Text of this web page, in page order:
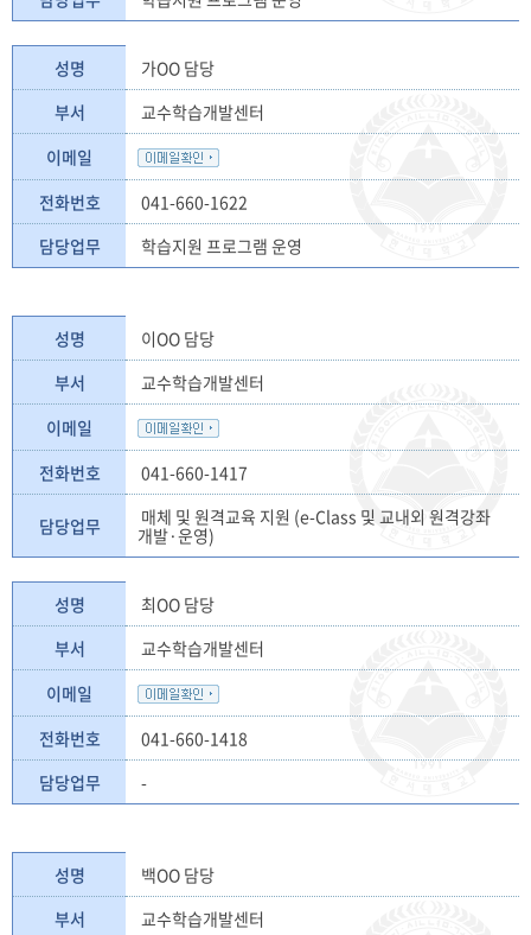
성명
가OO 담당
부서
교수학습개발센터
이메일
전화번호
041-660-1622
담당업무
학습지원 프로그램 운영
성명
이OO 담당
부서
교수학습개발센터
이메일
전화번호
041-660-1417
담당업무
매체 및 원격교육 지원 (e-Class 및 교내외 원격강좌
개발·운영)
성명
최OO 담당
부서
교수학습개발센터
이메일
전화번호
041-660-1418
담당업무
-
성명
백OO 담당
부서
교수학습개발센터